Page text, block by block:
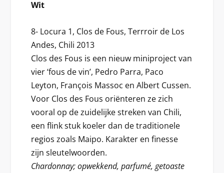
Wit
8- Locura 1, Clos de Fous, Terrroir de Los
Andes, Chili 2013
Clos des Fous is een nieuw miniproject van
vier ‘fous de vin’, Pedro Parra, Paco
Leyton, François Massoc en Albert Cussen.
Voor Clos des Fous oriënteren ze zich
vooral op de zuidelijke streken van Chili,
een flink stuk koeler dan de traditionele
regios zoals Maipo. Karakter en finesse
zijn sleutelwoorden.
Chardonnay; opwekkend, parfumé, getoaste